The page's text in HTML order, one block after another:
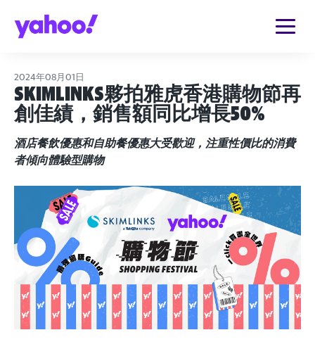
2024年08月01日
Skimlinks夥拍雅虎香港購物節再
創佳績，銷售額同比增長50%
酒店餐飲優惠和自助餐優惠大受歡迎，注重性價比的消費
者傾向體驗型購物